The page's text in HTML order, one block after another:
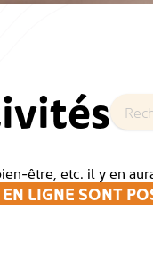
être, etc. il y en
LIGNE SONT